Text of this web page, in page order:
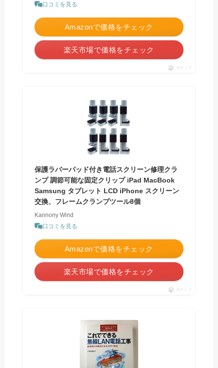
口コミを見る
Amazonで価格をチェック
楽天市場で価格をチェック
ポチップ
保護ラバーパッド付き電話スクリーン修理クラ
ンプ 調節可能な固定クリップ iPad MacBook
Samsung タブレット LCD iPhone スクリーン
交換、フレームクランプツール8個
Kannony Wind
口コミを見る
Amazonで価格をチェック
楽天市場で価格をチェック
ポチップ